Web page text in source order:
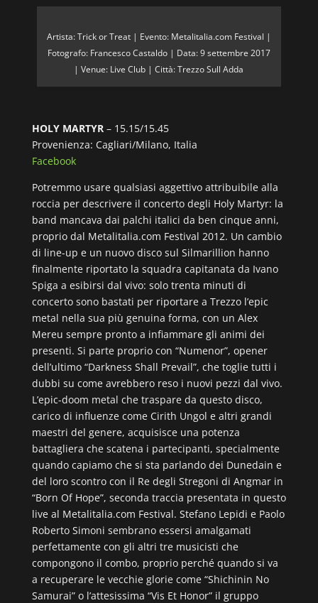
Artista: Trick or Treat | Evento: Metalitalia.com Festival |
Fotografo: Francesco Castaldo | Data: 9 settembre 2017
| Venue: Live Club | Città: Trezzo Sull Adda
HOLY MARTYR– 15.15/15.45
Provenienza: Cagliari/Milano, Italia
Facebook
Potremmo usare qualsiasi aggettivo attribuibile alla
roccia per descrivere il concerto degli Holy Martyr: la
band mancava dai palchi italici da ben cinque anni,
proprio dal Metalitalia.com Festival 2012. Un cambio
di line-up e un nuovo disco sul Silmarillion hanno
finalmente riportato la squadra capitanata da Ivano
Spiga a esibirsi dal vivo: solo trenta minuti di
concerto sono bastati per riportare a Trezzo l’epic
metal nella sua più genuina forma, con un Alex
Mereu sempre pronto a infiammare gli animi dei
presenti. Si parte proprio con “Numenor”, opener
dell’ultimo “Darkness Shall Prevail”, che toglie tutti i
dubbi su come avrebbero reso i nuovi pezzi dal vivo.
L’epic-doom metal che traspare da questo disco,
carico di influenze come Cirith Ungol e altri grandi
maestri del genere, acquisisce una potenza
battagliera che scatena i partecipanti, specialmente
quando capiamo che si sta parlando dei Dunedain e
del loro scontro con il Re degli Stregoni di Angmar in
“Born Of Hope”, seconda traccia presentata in questo
live al Metalitalia.com Festival. Stefano Lepidi e Paolo
Roberto Simoni sembrano essersi amalgamati
perfettamente con gli altri tre musicisti che
compongono il combo, proprio perché quando si va
a recuperare le vecchie glorie come “Shichinin No
Samurai” o l’attesissima “Vis Et Honor” il gruppo